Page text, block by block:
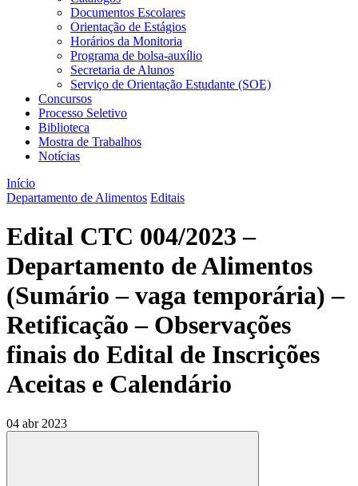
Documentos Escolares
Orientação de Estágios
Horários da Monitoria
Programa de bolsa-auxílio
Secretaria de Alunos
Serviço de Orientação Estudante (SOE)
Concursos
Processo Seletivo
Biblioteca
Mostra de Trabalhos
Notícias
Início
Departamento de Alimentos Editais
Edital CTC 004/2023 –
Departamento de Alimentos
(Sumário – vaga temporária) –
Retificação – Observações
finais do Edital de Inscrições
Aceitas e Calendário
04 abr 2023